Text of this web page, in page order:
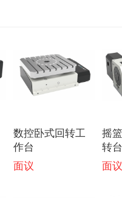
数控卧式回转工
作台
面议
摇
转台
面议